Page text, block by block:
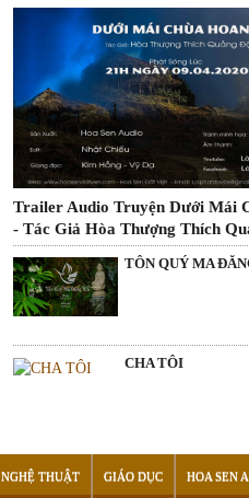
Trailer Audio Truyện Dưới Mái
- Tác Giả Hòa Thượng Thích
TÔN QUÝ MA
CHA TÔI
NGHỆ THUẬT GIÁO DỤC HOA SEN